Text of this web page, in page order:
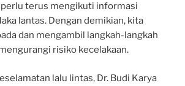
perlu terus mengikuti informasi
lantas. Dengan demikian, kita
dan mengambil langkah-langkah
risiko kecelakaan.
lalu lintas, Dr. Budi Karya